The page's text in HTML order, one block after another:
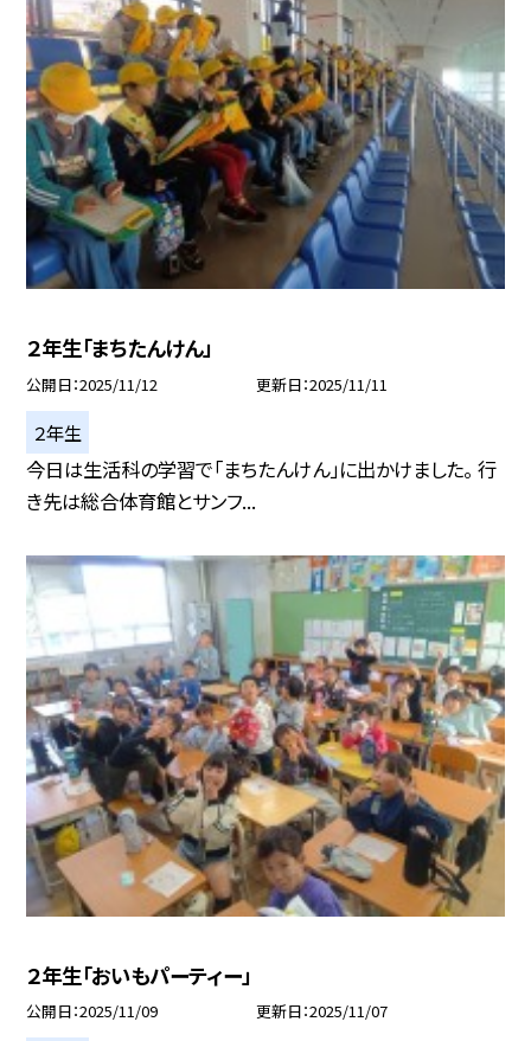
２年生「まちたんけん」
公開日 2025/11/12 更新日 2025/11/11
２年生
今日は生活科の学習で「まちたんけん」に出かけました。 行
き先は総合体育館とサンフ...
２年生「おいもパーティー」
公開日 2025/11/09 更新日 2025/11/07